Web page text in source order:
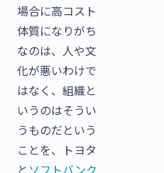
場合に高コスト
体質になりがち
なのは、人や文
化が悪いわけで
はなく、組織と
いうのはそうい
うものだという
ことを、トヨタ
と ソフトバンク